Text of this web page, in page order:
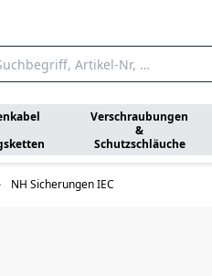
Verschraubungen
&
Schutzschläuche
NH Sicherungen IEC